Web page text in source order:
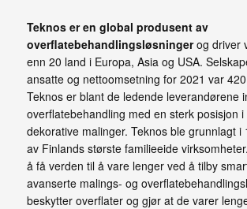
Teknos er en global produsent av
overflatebehandlingsløsningerog driver
enn 20 land i Europa, Asia og USA.
ansatte og nettoomsetning for 2021 var
Teknos er blant de ledende leverandørene
overflatebehandling med en sterk posisjon
dekorative malinger. Teknos ble grunnlagt i
av Finlands største familieeide
å få verden til å vare lenger ved å tilby
avanserte malings- og
beskytter overflater og gjør at de varer